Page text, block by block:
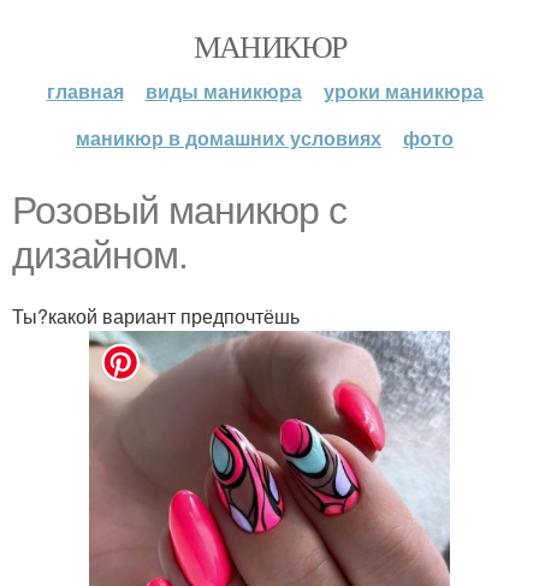
МАНИКЮР
главная виды маникюра
уроки маникюра
маникюр в домашних условиях
фото
Розовый маникюр с
дизайном.
Ты?какой вариант предпочтёшь